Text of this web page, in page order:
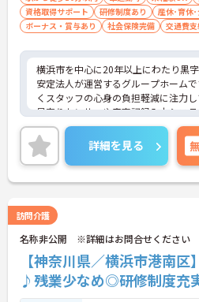
資格取得サポート
研修制度あり 産休･育休
ボーナス・賞与あり
社会保険完備 交通費
横浜市を中心に20年以上にわたり黒
安定法人が運営するグループホーム
くスタッフの心身の負担軽減に注力
見守りセンサーや音声記録入力シス
トでの記録ソフトなど最新の介護DX
しています。これにより夜間の見守り
負担を大幅に削減し、ご入居者様と
えるゆとりある労働環境を実現して
祉士の方は月収31.8万円という高水
く、プライベートとの両立もしやす
に、独自のマネジメント研修や医療的
ど、働きながら着実に専門性を高めら
も万全に整っています。生活基盤を
させながら、介護福祉士として長期
ップを描いていける環境です。
詳細を見る
訪問介護
名称非公開 ※詳細はお問合せください
【神奈川県／横浜市港南
♪残業少なめ◎研修制度充